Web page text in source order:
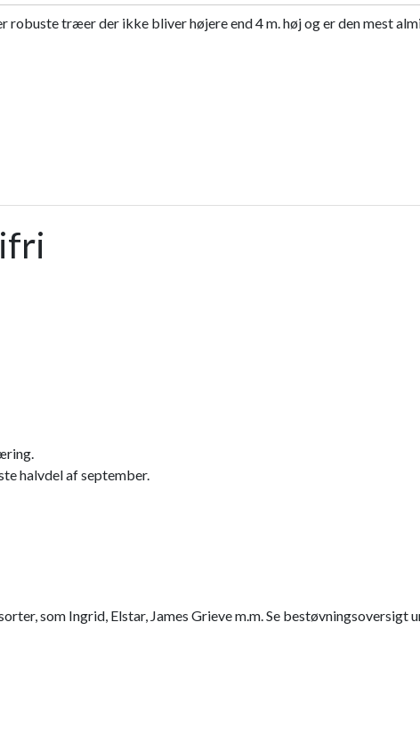
robuste træer der ikke bliver højere end 4 m. høj og er den mest
halvdel af september.
som Ingrid, Elstar, James Grieve m.m. Se bestøvningsoversigt